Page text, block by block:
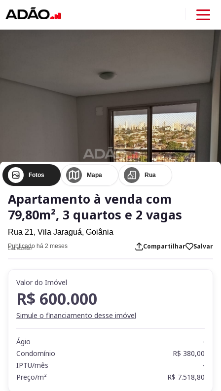
Fotos Mapa Rua
Apartamento à venda com
79,80m², 3 quartos e 2 vagas
Rua 21, Vila Jaraguá, Goiânia
Publicado há 2 meses
Cod. AD39487 Compartilhar Salvar
Valor do Imóvel
R$ 600.000
Simule o financiamento desse imóvel
Ágio
-
Condomínio
R$ 380,00
IPTU/mês
-
Preço/m²
R$ 7.518,80